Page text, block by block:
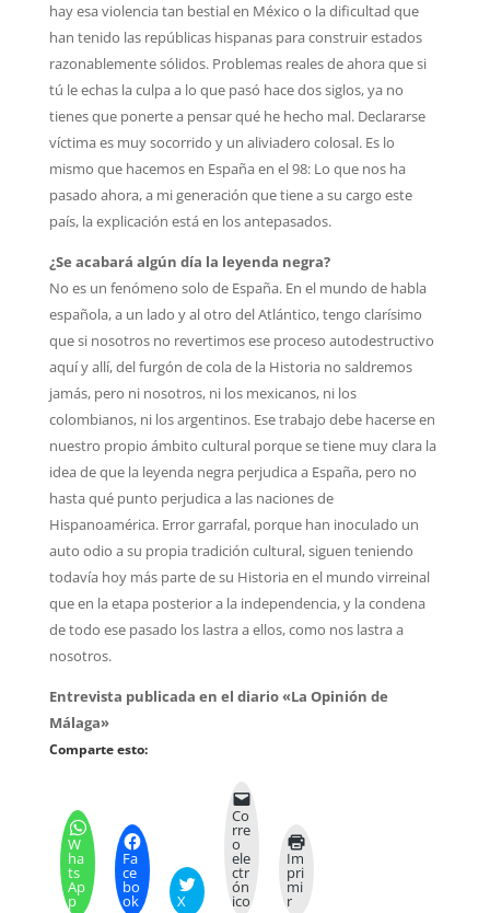
hay esa violencia tan bestial en México o la dificultad que
han tenido las repúblicas hispanas para construir estados
razonablemente sólidos. Problemas reales de ahora que si
tú le echas la culpa a lo que pasó hace dos siglos, ya no
tienes que ponerte a pensar qué he hecho mal. Declararse
víctima es muy socorrido y un aliviadero colosal. Es lo
mismo que hacemos en España en el 98: Lo que nos ha
pasado ahora, a mi generación que tiene a su cargo este
país, la explicación está en los antepasados.
¿Se acabará algún día la leyenda negra?
No es un fenómeno solo de España. En el mundo de habla
española, a un lado y al otro del Atlántico, tengo clarísimo
que si nosotros no revertimos ese proceso autodestructivo
aquí y allí, del furgón de cola de la Historia no saldremos
jamás, pero ni nosotros, ni los mexicanos, ni los
colombianos, ni los argentinos. Ese trabajo debe hacerse en
nuestro propio ámbito cultural porque se tiene muy clara la
idea de que la leyenda negra perjudica a España, pero no
hasta qué punto perjudica a las naciones de
Hispanoamérica. Error garrafal, porque han inoculado un
auto odio a su propia tradición cultural, siguen teniendo
todavía hoy más parte de su Historia en el mundo virreinal
que en la etapa posterior a la independencia, y la condena
de todo ese pasado los lastra a ellos, como nos lastra a
nosotros.
Entrevista publicada en el diario «La Opinión de
Málaga»
Comparte esto:
W
ha
ts
Ap
p
Fa
ce
bo
ok X
Co
rre
o
ele
ctr
ón
ico
Im
pri
mi
r